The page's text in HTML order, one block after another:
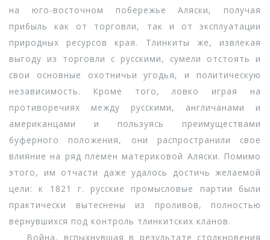
на юго-восточном побережье Аляски, получая
прибыль как от торговли, так и от эксплуатации
природных ресурсов края. Тлинкиты же, извлекая
выгоду из торговли с русскими, сумели отстоять и
свои основные охотничьи угодья, и политическую
независимость. Кроме того, ловко играя на
противоречиях между русскими, англичанами и
американцами и пользуясь преимуществами
буферного положения, они распространили свое
влияние на ряд племен материковой Аляски. Помимо
этого, им отчасти даже удалось достичь желаемой
цели: к 1821 г. русские промысловые партии были
практически вытеснены из проливов, полностью
вернувшихся под контроль тлинкитских кланов.
Война, вспыхнувшая в результате столкновения